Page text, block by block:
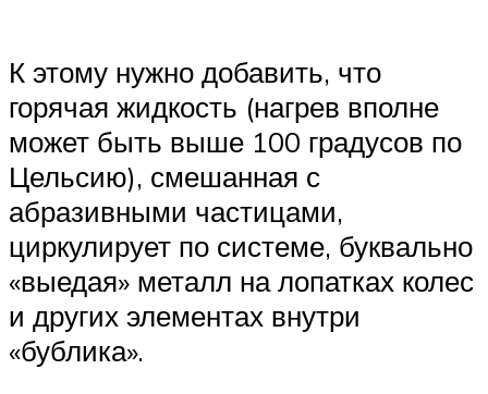
К этому нужно добавить, что
горячая жидкость (нагрев вполне
может быть выше 100 градусов по
Цельсию), смешанная с
абразивными частицами,
циркулирует по системе, буквально
«выедая» металл на лопатках колес
и других элементах внутри
«бублика».